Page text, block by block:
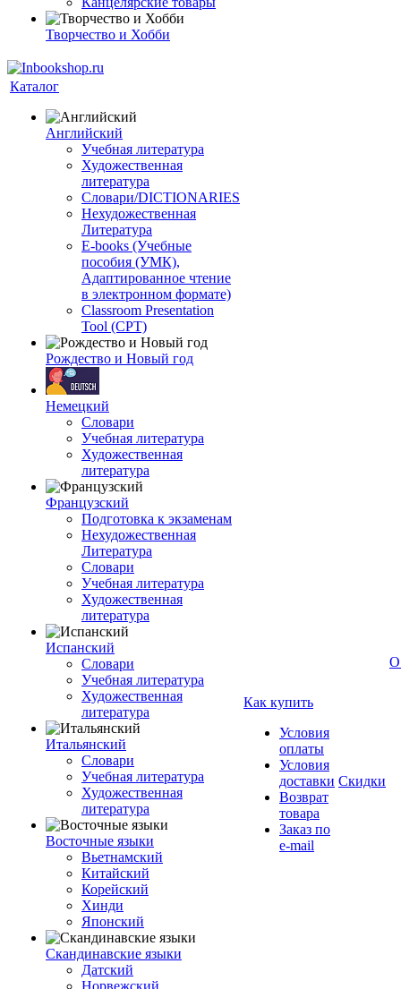
Творчество и Хобби
Каталог
Английский
Учебная литература
Художественная
литература
Словари/DICTIONARIES
Нехудожественная
Литература
E-books (Учебные
пособия (УМК),
Адаптированное чтение
в электронном формате)
Classroom Presentation
Tool (CPT)
Рождество и Новый год
Немецкий
Словари
Учебная литература
Художественная
литература
Французский
Подготовка к экзаменам
Нехудожественная
Литература
Словари
Учебная литература
Художественная
литература
Испанский
Словари
Учебная литература
Художественная
литература
Итальянский
Словари
Учебная литература
Художественная
литература
Восточные языки
Вьетнамский
Китайский
Корейский
Хинди
Японский
Скандинавские языки
Датский
Норвежский
Как купить
Условия
оплаты
Условия
доставки
Возврат
товара
Заказ по
e-mail
Скидки
О